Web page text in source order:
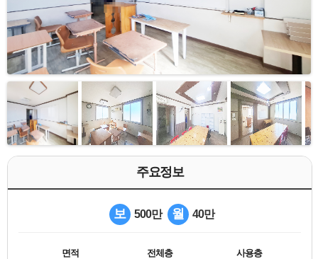
주요정보
보 500만 월 40만
면적 전체층 사용층